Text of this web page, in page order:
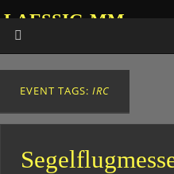
LAESSIG-MM
EVENT TAGS: IRC